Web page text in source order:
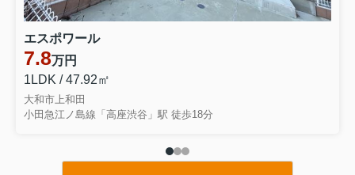
エスポワール
7.8万円
1LDK / 47.92㎡
大和市上和田
小田急江ノ島線「高座渋谷」駅 徒歩18分